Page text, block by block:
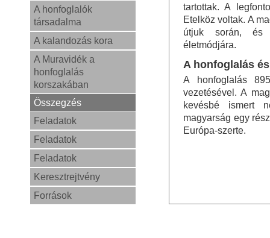
A honfoglalók
társadalma
A kalandozás kora
A Muravidék a
honfoglalás
korszakában
Összegzés
Feladatok
Feladatok
Feladatok
Keresztrejtvény
Források
tartottak. A
Etelköz voltak. A
útjuk során, és
életmódjára.
A honfoglalás
A honfoglalás
vezetésével. A
kevésbé ismert
magyarság egy
Európa-szerte.